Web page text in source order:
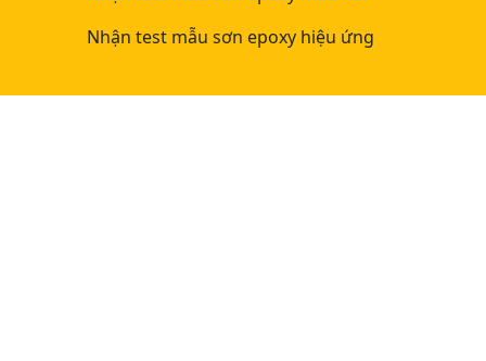
Nhận test mẫu sơn epoxy hiệu ứng